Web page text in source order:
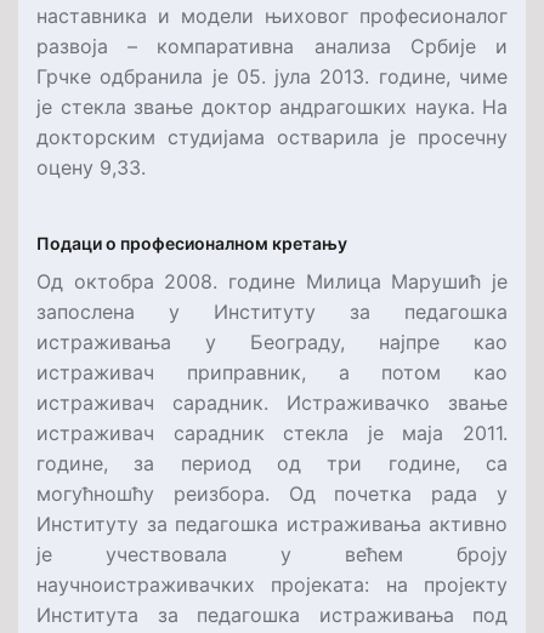
наставника и модели њиховог професионалог
развоја – компаративна анализа Србије и
Грчке одбранила је 05. јула 2013. године, чиме
је стекла звање доктор андрагошких наука. На
докторским студијама остварила је просечну
оцену 9,33.
Подаци о професионалном кретању
Од октобра 2008. године Милица Марушић је
запослена у Институту за педагошка
истраживања у Београду, најпре као
истраживач приправник, а потом као
истраживач сарадник. Истраживачко звање
истраживач сарадник стекла је маја 2011.
године, за период од три године, са
могућношћу реизбора. Од почетка рада у
Институту за педагошка истраживања активно
је учествовала у већем броју
научноистраживачких пројеката: на пројекту
Института за педагошка истраживања под